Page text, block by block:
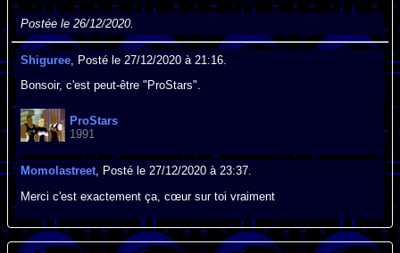
Postée le 26/12/2020.
Shiguree , Posté le 27/12/2020 à 21:16.
Bonsoir, c'est peut-être "ProStars".
ProStars
1991
Momolastreet, Posté le 27/12/2020 à 23:37.
Merci c'est exactement ça, cœur sur toi vraiment